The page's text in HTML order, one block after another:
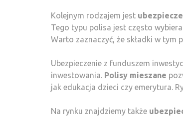
Kolejnym rodzajem jest
Tego typu polisa jest często
Warto zaznaczyć, że składki w tym
Ubezpieczenie z funduszem
inwestowania. Polisy mieszane
jak edukacja dzieci czy emerytura.
Na rynku znajdziemy także